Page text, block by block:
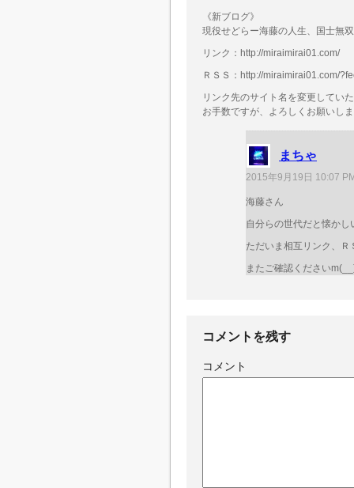
《新ブログ》
現役せどらー海藤の人生、国士無
リンク：http://miraimirai01.com/
ＲＳＳ：http://miraimirai01.com/
リンク先のサイト名を変更してい
お手数ですが、よろしくお願いし
まちゃ
2015年9月19日 10:07
海藤さん
自分らの世代だと懐かし
ただいま相互リンク、
またご確認ください
コメントを残す
コメント